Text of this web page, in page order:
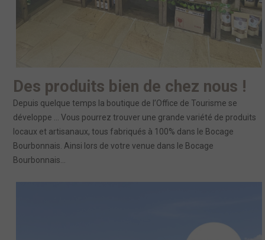
Des produits bien de chez nous !
Depuis quelque temps la boutique de l’Office de Tourisme se
développe … Vous pourrez trouver une grande variété de produits
locaux et artisanaux, tous fabriqués à 100% dans le Bocage
Bourbonnais. Ainsi lors de votre venue dans le Bocage
Bourbonnais...